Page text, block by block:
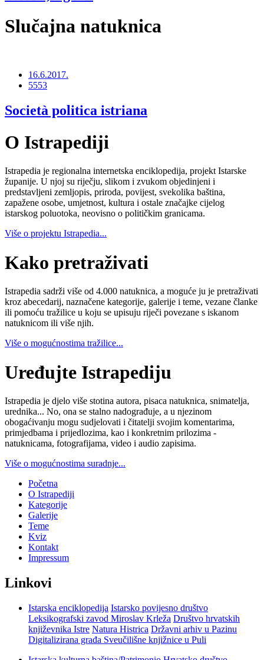
Slučajna natuknica
16.6.2017.
5553
Società politica istriana
O Istrapediji
Istrapedia je regionalna internetska enciklopedija, projekt Istarske
županije. U njoj su riječju, slikom i zvukom objedinjeni i
predstavljeni zemljopis, priroda, povijest, svekolika baština,
zapažene osobe, umjetnost, kultura i ostale značajke cijelog
istarskog poluotoka, neovisno o političkim granicama.
Više o projektu Istrapedia...
Kako pretraživati
Istrapedia sadrži više od 4.000 natuknica, a moguće ju je pretraživati
kroz abecedarij, naznačene kategorije, galerije i teme, vezane članke
ili pomoću tražilice u koju se upisuju riječi povezane s iskanom
natuknicom ili više njih.
Više o mogućnostima tražilice...
Uređujte Istrapediju
Istrapedia je djelo više stotina autora, pisaca natuknica, snimatelja,
urednika... No, ona se stalno nadograđuje, a u njezinom
obogaćivanju mogu sudjelovati i čitatelji svojim komentarima,
primjedbama i prijedlozima, kao i konkretnim prilozima -
natuknicama, fotografijama, video i audio zapisima.
Više o mogućnostima suradnje...
Početna
O Istrapediji
Kategorije
Galerije
Teme
Kviz
Kontakt
Impressum
Linkovi
Istarska enciklopedija Istarsko povijesno društvo
Leksikografski zavod Miroslav Krleža Društvo hrvatskih
književnika Istre Natura Histrica Državni arhiv u Pazinu
Digitalizirana građa Sveučilišne knjižnice u Puli